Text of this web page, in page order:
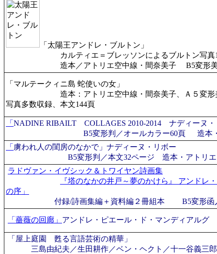
「太陽王アンドレ・ブルトン」
カルティエ＝ブレッソンによるブルトン写真
造本／アトリエ空中線・間奈美子 B5変形美装
「マルテークィニ島 蛇使いの女」
造本：アトリエ空中線・間奈美子、Ａ５変形美装
写真多数収録、本文144頁
「 NADINE RIBAILT COLLAGES 2010-2014 ナディーヌ・
B5変形判／オールカラー60頁 造本
「 虜われ人の閨房のなかで」ナディーヌ・リボー
B5変形判／本文32ページ 造本・アトリ
ラドヴァン・イヴシック＆トワイヤン詩画集
『塔のなかの井戸～夢のかけら』 アンドレ
の序」
付録/詩画集編＋資料編２冊組本 B5変形函
「薔薇の回廊」 アンドレ・ピエール・ド・マンディアルグ
「屋上庭園 甦る言語芸術の精華」
三島由紀夫／生田耕作／ベン・ヘクト／十一谷義三